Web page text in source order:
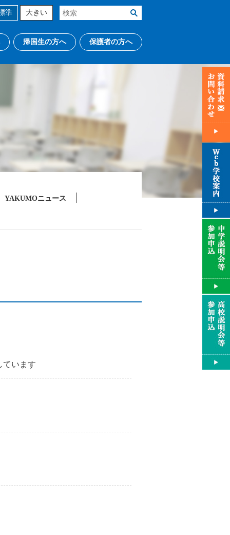
準 大きい
帰国生の方へ 保護者の方へ
YAKUMOニュース
ています